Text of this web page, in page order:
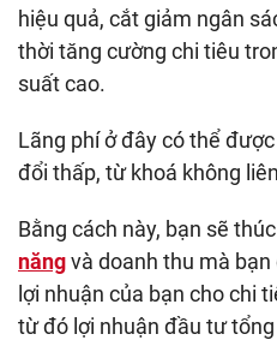
hiệu quả, cắt giảm ngân
thời tăng cường chi tiêu
suất cao.
Lãng phí ở đây có thể
đổi thấp, từ khoá không
Bằng cách này, bạn sẽ
năngvà doanh thu mà
lợi nhuận của bạn cho chi
từ đó lợi nhuận đầu tư